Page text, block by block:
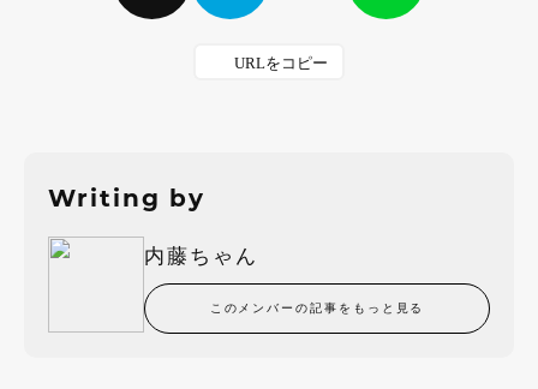
Writing by
内藤ちゃん
このメンバーの記事をもっと見る